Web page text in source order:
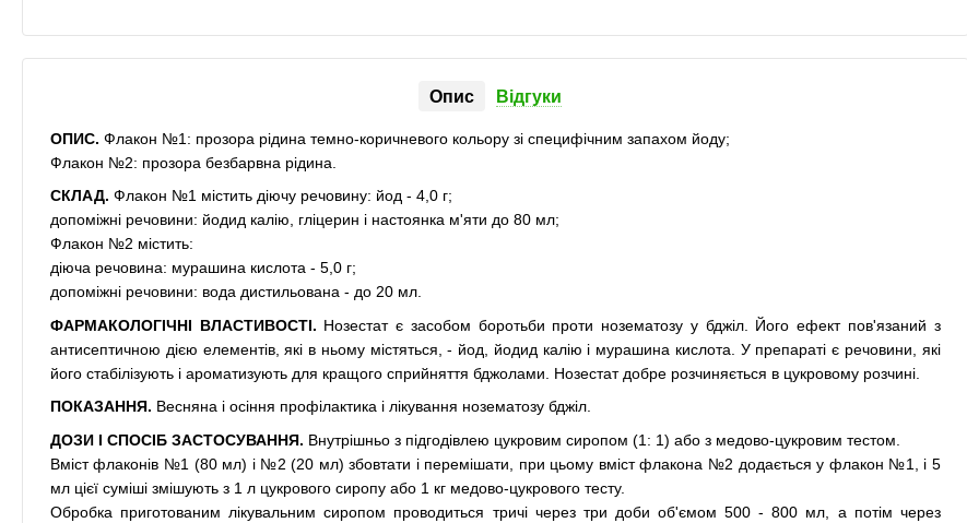
Опис Відгуки
ОПИС. Флакон №1: прозора рідина темно-коричневого кольору зі специфічним запахом йоду;
Флакон №2: прозора безбарвна рідина.
СКЛАД. Флакон №1 містить діючу речовину: йод - 4,0 г;
допоміжні речовини: йодид калію, гліцерин і настоянка м'яти до 80 мл;
Флакон №2 містить:
діюча речовина: мурашина кислота - 5,0 г;
допоміжні речовини: вода дистильована - до 20 мл.
ФАРМАКОЛОГІЧНІ ВЛАСТИВОСТІ. Нозестат є засобом боротьби проти нозематозу у бджіл. Його ефект пов'язаний з
антисептичною дією елементів, які в ньому містяться, - йод, йодид калію і мурашина кислота. У препараті є речовини, які
його стабілізують і ароматизують для кращого сприйняття бджолами. Нозестат добре розчиняється в цукровому розчині.
ПОКАЗАННЯ. Весняна і осіння профілактика і лікування нозематозу бджіл.
ДОЗИ І СПОСІБ ЗАСТОСУВАННЯ. Внутрішньо з підгодівлею цукровим сиропом (1: 1) або з медово-цукровим тестом.
Вміст флаконів №1 (80 мл) і №2 (20 мл) збовтати і перемішати, при цьому вміст флакона №2 додається у флакон №1, і 5
мл цієї суміші змішують з 1 л цукрового сиропу або 1 кг медово-цукрового тесту.
Обробка приготованим лікувальним сиропом проводиться тричі через три доби об'ємом 500 - 800 мл, а потім через